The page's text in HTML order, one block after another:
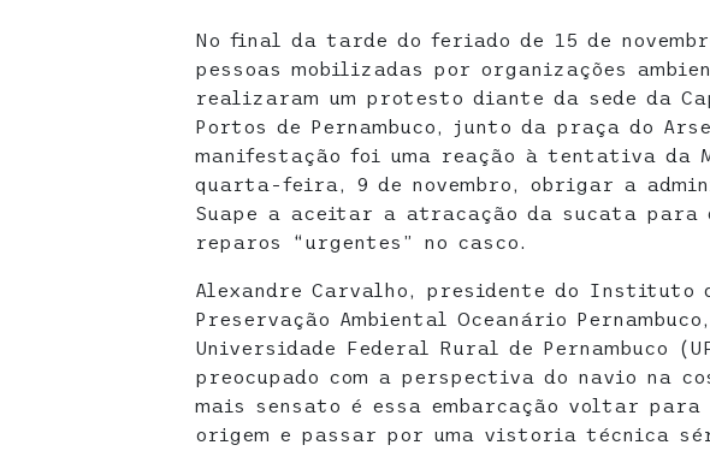
No final da tarde do feriado de 15 de
pessoas mobilizadas por organizações
realizaram um protesto diante da sede da
Portos de Pernambuco, junto da praça do
manifestação foi uma reação à tentativa da
quarta-feira, 9 de novembro, obrigar a
Suape a aceitar a atracação da sucata para
reparos “urgentes” no casco.
Alexandre Carvalho, presidente do Instituto
Preservação Ambiental Oceanário
Universidade Federal Rural de Pernambuco
preocupado com a perspectiva do navio na
mais sensato é essa embarcação voltar para
origem e passar por uma vistoria técnica